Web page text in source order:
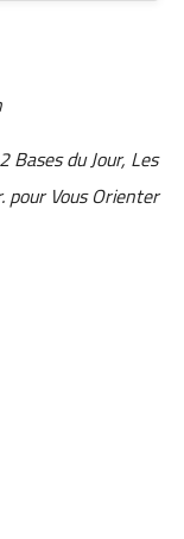
Bases du Jour, Les
pour Vous Orienter